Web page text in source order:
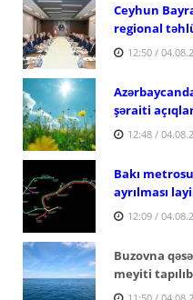
Ceyhun
regional
12:50 /
şəraiti
12:48 /
Bakı
ayrılması
12:09 /
Buzovna
meyiti tapılıb